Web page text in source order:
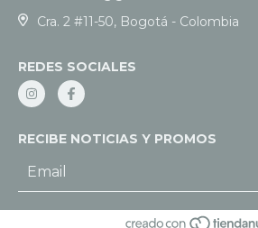
Cra. 2 #11-50, Bogotá - Colombia
REDES SOCIALES
RECIBE NOTICIAS Y PROMOS